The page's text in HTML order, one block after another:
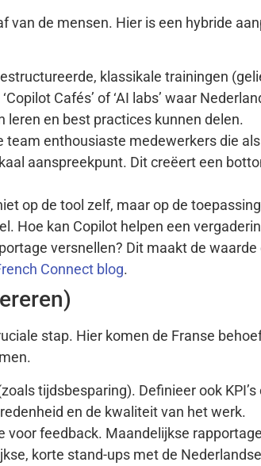
de mensen. Hier is een hybride
klassikale trainingen
Cafés’ of ‘AI labs’ waar
en best practices kunnen delen.
team enthousiaste medewerkers die
aanspreekpunt. Dit creëert een
op de tool zelf, maar op de
Hoe kan Copilot helpen een
versnellen? Dit maakt de
Connect blog.
stap. Hier komen de Franse
tijdsbesparing). Definieer ook
en de kwaliteit van het werk.
voor feedback. Maandelijkse
korte stand-ups met de